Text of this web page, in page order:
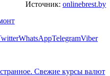
Источник: onlinebrest.by
WhatsAppTelegramViber
Свежие курсы валют